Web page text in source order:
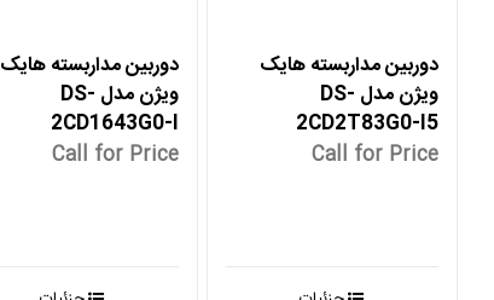
دوربین مداربسته هایک
ویژن مدل DS-
2CD2T83G0-I5
Call for Price
دوربین مداربسته هایک
ویژن مدل DS-
2CD1643G0-I
Call for Price